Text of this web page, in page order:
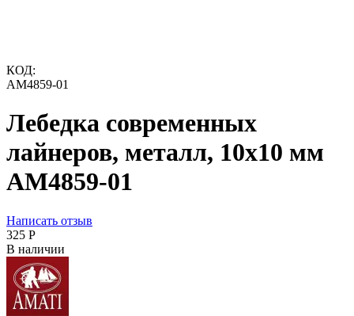
КОД:
AM4859-01
Лебедка современных
лайнеров, металл, 10х10 мм
AM4859-01
Написать отзыв
‍325‍ Р
В наличии